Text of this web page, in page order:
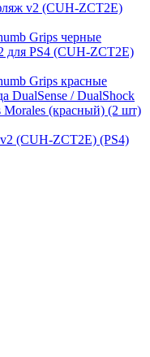
v2 (CUH-ZCT2E)
Grips черные
для PS4 (CUH-ZCT2E)
Grips красные
DualSense / DualShock
(красный) (2 шт)
(CUH-ZCT2E) (PS4)